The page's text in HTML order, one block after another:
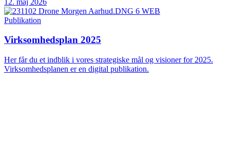
Publikation
Virksomhedsplan 2025
Her får du et indblik i vores strategiske mål og visioner for 2025.
Virksomhedsplanen er en digital publikation.